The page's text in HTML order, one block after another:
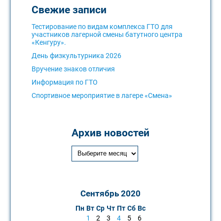
Свежие записи
Тестирование по видам комплекса ГТО для
участников лагерной смены батутного центра
«Кенгуру».
День физкультурника 2026
Вручение знаков отличия
Информация по ГТО
Спортивное мероприятие в лагере «Смена»
Архив новостей
Сентябрь 2020
Пн Вт Ср Чт Пт Сб Вс
1
2 3 4 5 6